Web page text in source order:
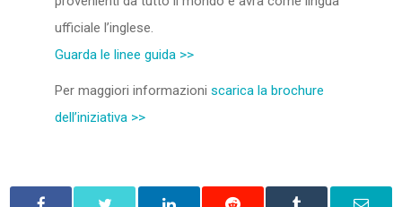
ufficiale l’inglese.
Guarda le linee guida >>
Per maggiori informazioniscarica la brochure
dell’iniziativa >>